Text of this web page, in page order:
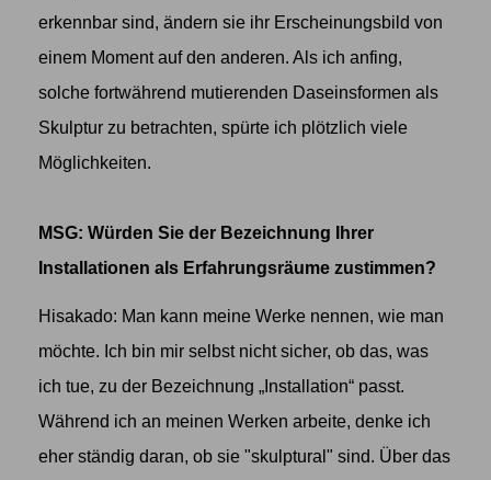
erkennbar sind, ändern sie ihr Erscheinungsbild von
einem Moment auf den anderen. Als ich anfing,
solche fortwährend mutierenden Daseinsformen als
Skulptur zu betrachten, spürte ich plötzlich viele
Möglichkeiten.
MSG: Würden Sie der Bezeichnung Ihrer
Installationen als Erfahrungsräume zustimmen?
Hisakado: Man kann meine Werke nennen, wie man
möchte. Ich bin mir selbst nicht sicher, ob das, was
ich tue, zu der Bezeichnung „Installation“ passt.
Während ich an meinen Werken arbeite, denke ich
eher ständig daran, ob sie "skulptural" sind. Über das